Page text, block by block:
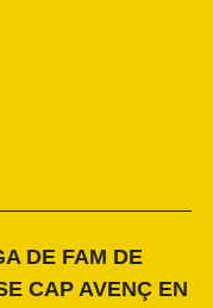
DE FAM DE
CAP AVENÇ EN